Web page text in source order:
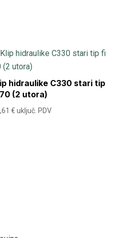
hidraulike C330 stari tip
(2 utora)
€ uključ. PDV